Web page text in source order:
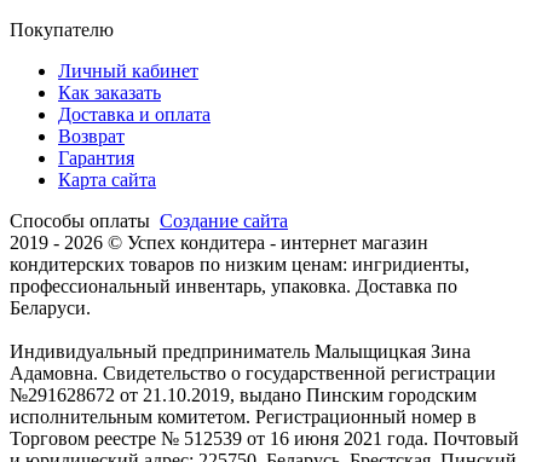
Покупателю
Личный кабинет
Как заказать
Доставка и оплата
Возврат
Гарантия
Карта сайта
Способы оплаты Создание сайта
2019 - 2026 © Успех кондитера - интернет магазин
кондитерских товаров по низким ценам: ингридиенты,
профессиональный инвентарь, упаковка. Доставка по
Беларуси.
Индивидуальный предприниматель Малыщицкая Зина
Адамовна. Свидетельство о государственной регистрации
№291628672 от 21.10.2019, выдано Пинским городским
исполнительным комитетом. Регистрационный номер в
Торговом реестре № 512539 от 16 июня 2021 года. Почтовый